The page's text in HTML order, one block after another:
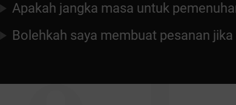
Apakah jangka masa untuk
Bolehkah saya membuat pesanan